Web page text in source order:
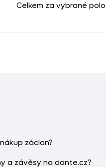
Celkem za vybrané
záclon?
a závěsy na dante.cz?